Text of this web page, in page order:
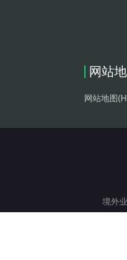
网站
网站地图
境外